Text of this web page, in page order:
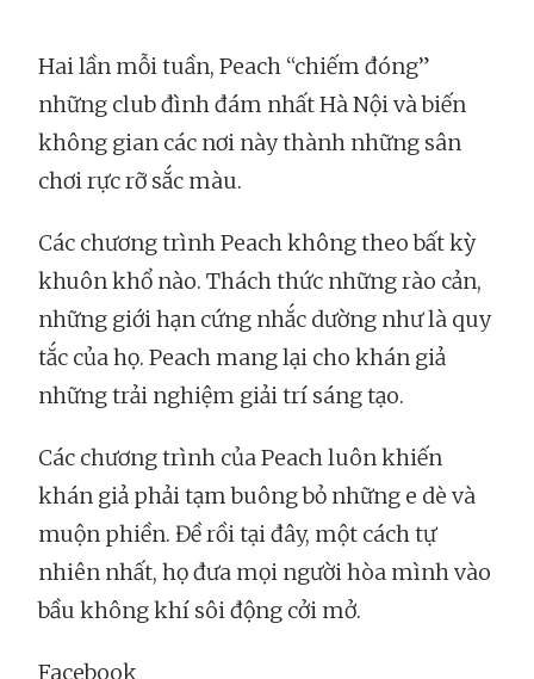
Hai lần mỗi tuần, Peach “chiếm đóng”
những club đình đám nhất Hà Nội và biến
không gian các nơi này thành những sân
chơi rực rỡ sắc màu.
Các chương trình Peach không theo bất kỳ
khuôn khổ nào. Thách thức những rào cản,
những giới hạn cứng nhắc dường như là quy
tắc của họ. Peach mang lại cho khán giả
những trải nghiệm giải trí sáng tạo.
Các chương trình của Peach luôn khiến
khán giả phải tạm buông bỏ những e dè và
muộn phiền. Đề rồi tại đây, một cách tự
nhiên nhất, họ đưa mọi người hòa mình vào
bầu không khí sôi động cởi mở.
Facebook